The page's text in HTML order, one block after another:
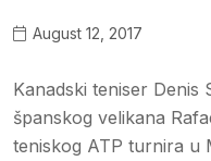
August 12, 2017
Kanadski teniser Denis
španskog velikana
teniskog ATP turnira u